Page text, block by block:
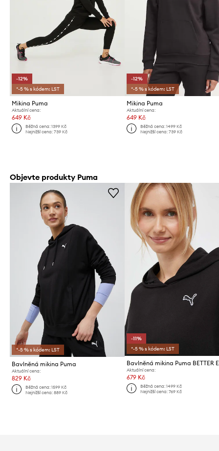
-12%
*-5 % s kódem: LST
Mikina Puma
Aktuální cena:
649 Kč
Běžná cena:1399 Kč
Nejnižší cena:739 Kč
-12%
*-5 % s kódem: LST
Mikina Puma
Aktuální cena:
649 Kč
Běžná cena: 1499 Kč
Nejnižší cena: 739 Kč
Objevte produkty Puma
*-5 % s kódem: LST
Bavlněná mikina Puma
Aktuální cena:
829 Kč
Běžná cena:1599 Kč
Nejnižší cena:889 Kč
-11%
*-5 % s kódem: LST
Aktuální cena:
679 Kč
Běžná cena: 1499 Kč
Nejnižší cena: 769 Kč